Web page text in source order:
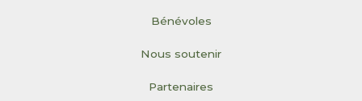
Bénévoles
Nous soutenir
Partenaires